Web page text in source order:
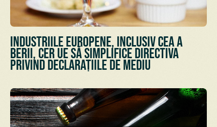
Industriile europene, inclusiv cea a
berii, cer UE să simplifice Directiva
privind declarațiile de mediu